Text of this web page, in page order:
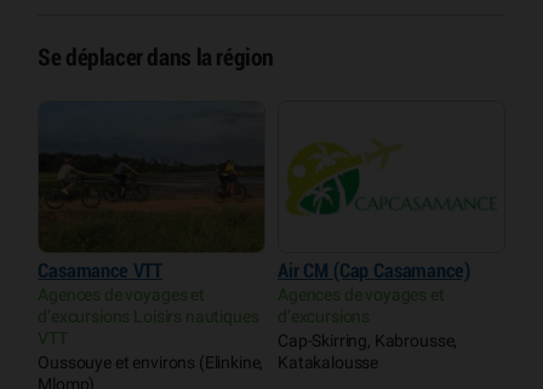
Se déplacer dans la région
Casamance VTT
Agences de voyages et
d’excursions Loisirs nautiques
VTT
Oussouye et environs (Elinkine,
Mlomp)
Air CM (Cap Casamance)
Agences de voyages et
d’excursions
Cap-Skirring, Kabrousse,
Katakalousse